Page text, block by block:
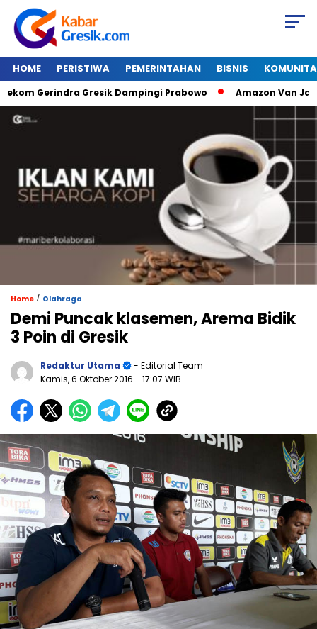
HOME PERISTIWA PEMERINTAHAN BISNIS
Gresik Dampingi Prabowo Amazon Van Java
Home / Olahraga
Demi Puncak klasemen, Arema Bidik
3 Poin di Gresik
Redaktur Utama
- Editorial Team
Kamis, 6 Oktober 2016 - 17:07 WIB